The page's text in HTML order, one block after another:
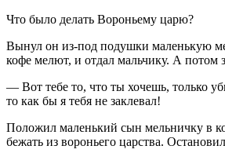
Что было делать Вороньему царю?
Вынул он из-под подушки маленькую
кофе мелют, и отдал мальчику. А потом
— Вот тебе то, что ты хочешь, только
то как бы я тебя не заклевал!
Положил маленький сын мельничку в
бежать из вороньего царства.